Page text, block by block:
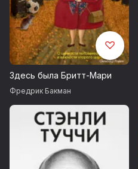
Здесь была Бритт-Мари
Фредрик Бакман